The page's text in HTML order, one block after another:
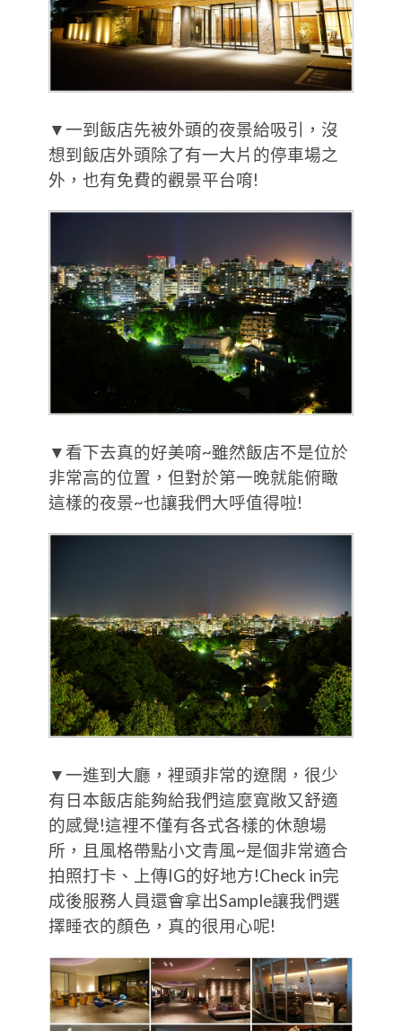
▼一到飯店先被外頭的夜景給吸引，沒
想到飯店外頭除了有一大片的停車場之
外，也有免費的觀景平台唷!
▼看下去真的好美唷~雖然飯店不是位於
非常高的位置，但對於第一晚就能俯瞰
這樣的夜景~也讓我們大呼值得啦!
▼一進到大廳，裡頭非常的遼闊，很少
有日本飯店能夠給我們這麼寬敞又舒適
的感覺!這裡不僅有各式各樣的休憩場
所，且風格帶點小文青風~是個非常適合
拍照打卡、上傳IG的好地方!Check in完
成後服務人員還會拿出Sample讓我們選
擇睡衣的顏色，真的很用心呢!